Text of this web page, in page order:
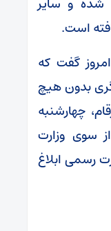
گفت که
جامعه کارگری بدون هیچ
چهارشنبه
ماه) از سوی وزارت
رسمی ابلاغ